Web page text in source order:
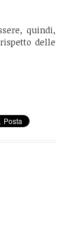
quindi,
delle